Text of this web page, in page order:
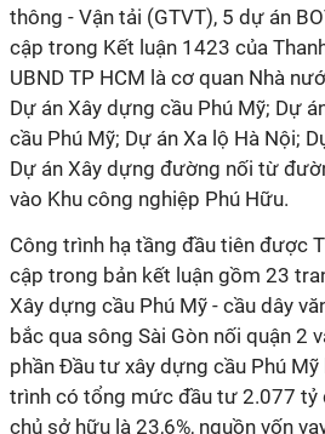
thông - Vận tải (GTVT), 5 dự án
cập trong Kết luận 1423 của
UBND TP HCM là cơ quan Nhà
Dự án Xây dựng cầu Phú Mỹ; Dự
cầu Phú Mỹ; Dự án Xa lộ Hà Nội;
Dự án Xây dựng đường nối từ
vào Khu công nghiệp Phú Hữu.
Công trình hạ tầng đầu tiên được
cập trong bản kết luận gồm 23
Xây dựng cầu Phú Mỹ - cầu dây
bắc qua sông Sài Gòn nối quận 2
phần Đầu tư xây dựng cầu Phú
trình có tổng mức đầu tư 2.077 tỷ
chủ sở hữu là 23,6%, nguồn vốn